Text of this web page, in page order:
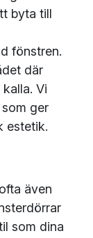
byta till
fönstren.
där
Vi
ger
estetik.
även
som dina